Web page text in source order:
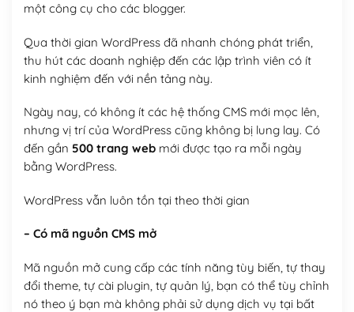
một công cụ cho các blogger.
Qua thời gian WordPress đã nhanh chóng phát triển,
thu hút các doanh nghiệp đến các lập trình viên có ít
kinh nghiệm đến với nền tảng này.
Ngày nay, có không ít các hệ thống CMS mới mọc lên,
nhưng vị trí của WordPress cũng không bị lung lay. Có
đến gần 500 trang webmới được tạo ra mỗi ngày
bằng WordPress.
WordPress vẫn luôn tồn tại theo thời gian
– Có mã nguồn CMS mở
Mã nguồn mở cung cấp các tính năng tùy biến, tự thay
đổi theme, tự cài plugin, tự quản lý, bạn có thể tùy chỉnh
nó theo ý bạn mà không phải sử dụng dịch vụ tại bất